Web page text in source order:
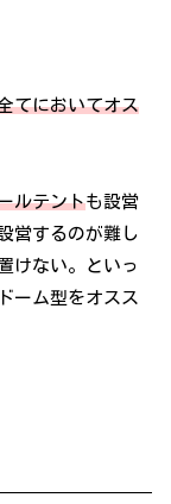
てにおいてオス
ルテントも設営
営するのが難し
けない。といっ
ーム型をオスス